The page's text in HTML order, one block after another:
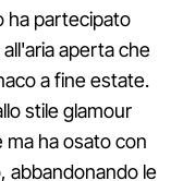
ha partecipato
aperta che
a fine estate.
stile glamour
ha osato con
abbandonando le